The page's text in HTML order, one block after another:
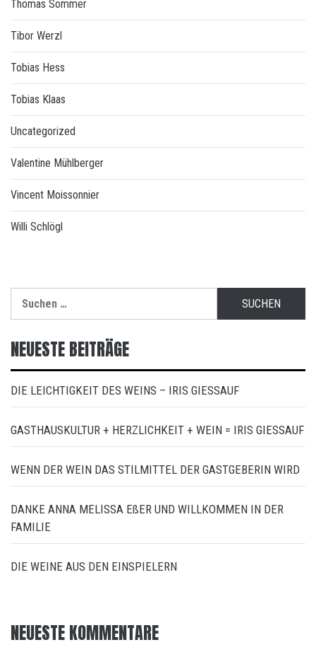
Thomas Sommer
Tibor Werzl
Tobias Hess
Tobias Klaas
Uncategorized
Valentine Mühlberger
Vincent Moissonnier
Willi Schlögl
nach:
NEUESTE BEITRÄGE
DIE LEICHTIGKEIT DES WEINS – IRIS GIESSAUF
GASTHAUSKULTUR + HERZLICHKEIT + WEIN = IRIS GIESSAUF
WENN DER WEIN DAS STILMITTEL DER GASTGEBERIN WIRD
DANKE ANNA MELISSA EßER UND WILLKOMMEN IN DER
FAMILIE
DIE WEINE AUS DEN EINSPIELERN
NEUESTE KOMMENTARE